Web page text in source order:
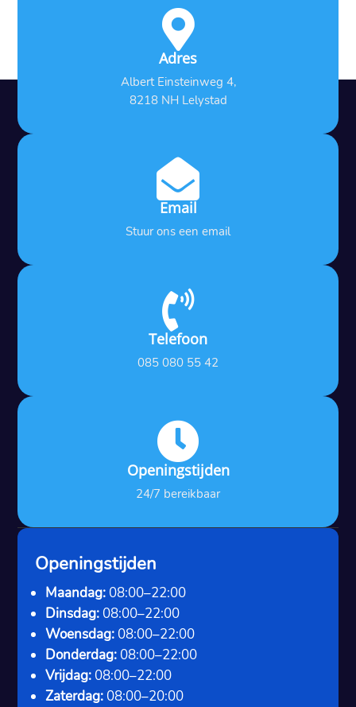

Adres
Albert Einsteinweg 4,
8218 NH Lelystad

Email
Stuur ons een email

Telefoon
085 080 55 42

Openingstijden
24/7 bereikbaar
Openingstijden
Maandag: 08:00–22:00
Dinsdag: 08:00–22:00
Woensdag: 08:00–22:00
Donderdag: 08:00–22:00
Vrijdag: 08:00–22:00
Zaterdag: 08:00–20:00